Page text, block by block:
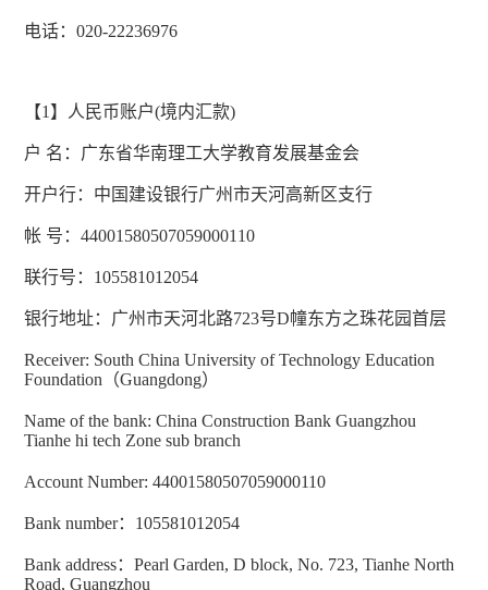
电话：020-22236976
【1 】人民币账户(境内汇款)
户 名：广东省华南理工大学教育发展基金会
开户行：中国建设银行广州市天河高新区支行
帐 号：44001580507059000110
联行号： 105581012054
银行地址：广州市天河北路723号D幢东方之珠花园首层
Receiver: South China University of Technology Education
Foundation （Guangdong）
Name of the bank: China Construction Bank Guangzhou
Tianhe hi tech Zone sub branch
Account Number: 44001580507059000110
Bank number： 105581012054
Bank address：Pearl Garden, D block, No. 723, Tianhe North
Road, Guangzhou